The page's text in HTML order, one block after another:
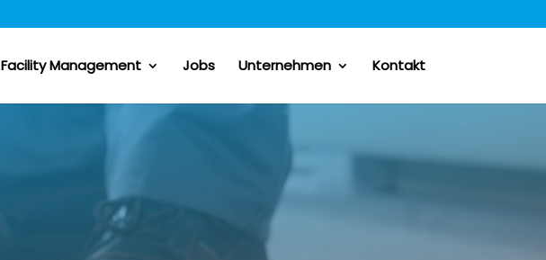
Facility Management Jobs Unternehmen Kontakt